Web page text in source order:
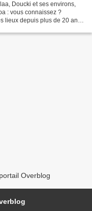
Doucki et ses environs,
: vous connaissez ?
lieux depuis plus de 20 ans.
Overblog